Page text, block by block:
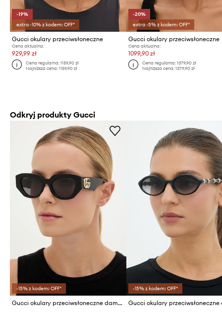
-19%
extra -10% z kodem: OFF*
Gucci okulary przeciwsłoneczne
Cena aktualna:
929,99 zł
Cena regularna:1159,90 zł
Najniższa cena:1159,90 zł
-20%
extra -5% z kodem: OFF*
Gucci okulary przeciwsłoneczne
Cena aktualna:
1099,90 zł
Cena regularna: 1379,90 zł
Najniższa cena: 1379,90 zł
Odkryj produkty Gucci
-15% z kodem: OFF*
Gucci okulary przeciwsłoneczne damskie
-15% z kodem: OFF*